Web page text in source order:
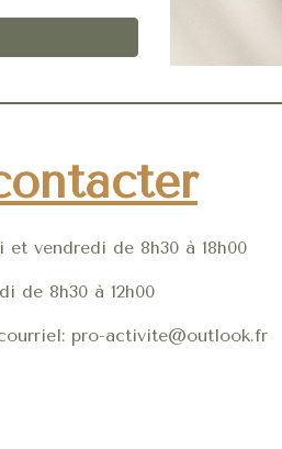
vendredi de 8h30 à 18h00
de 8h30 à 12h00
pro-activite@outlook.fr